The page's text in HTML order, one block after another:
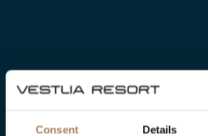
Consent Details